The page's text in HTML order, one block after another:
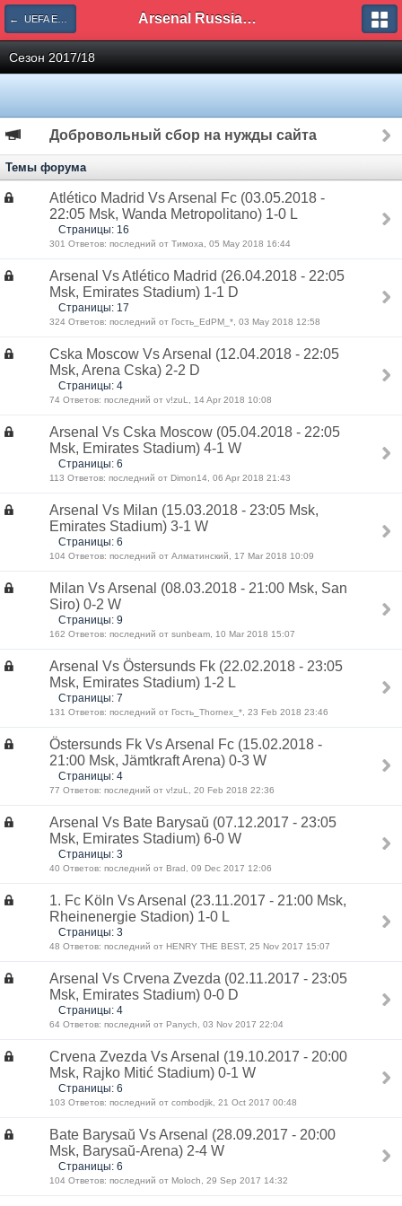
← UEFA Europa League Arsenal Russian Speaking Supporters Club
Сезон 2017/18
Добровольный сбор на нужды сайта
Темы форума
Atlético Madrid Vs Arsenal Fc (03.05.2018 -
22:05 Msk, Wanda Metropolitano) 1-0 L
Страницы: 16
301 Ответов: последний от Тимоха, 05 May 2018 16:44
Arsenal Vs Atlético Madrid (26.04.2018 - 22:05
Msk, Emirates Stadium) 1-1 D
Страницы: 17
324 Ответов: последний от Гость_EdPM_*, 03 May 2018 12:58
Cska Moscow Vs Arsenal (12.04.2018 - 22:05
Msk, Arena Cska) 2-2 D
Страницы: 4
74 Ответов: последний от v!zuL, 14 Apr 2018 10:08
Arsenal Vs Cska Moscow (05.04.2018 - 22:05
Msk, Emirates Stadium) 4-1 W
Страницы: 6
113 Ответов: последний от Dimon14, 06 Apr 2018 21:43
Arsenal Vs Milan (15.03.2018 - 23:05 Msk,
Emirates Stadium) 3-1 W
Страницы: 6
104 Ответов: последний от Алматинский, 17 Mar 2018 10:09
Milan Vs Arsenal (08.03.2018 - 21:00 Msk, San
Siro) 0-2 W
Страницы: 9
162 Ответов: последний от sunbeam, 10 Mar 2018 15:07
Arsenal Vs Östersunds Fk (22.02.2018 - 23:05
Msk, Emirates Stadium) 1-2 L
Страницы: 7
131 Ответов: последний от Гость_Thornex_*, 23 Feb 2018 23:46
Östersunds Fk Vs Arsenal Fc (15.02.2018 -
21:00 Msk, Jämtkraft Arena) 0-3 W
Страницы: 4
77 Ответов: последний от v!zuL, 20 Feb 2018 22:36
Arsenal Vs Bate Barysaŭ (07.12.2017 - 23:05
Msk, Emirates Stadium) 6-0 W
Страницы: 3
40 Ответов: последний от Brad, 09 Dec 2017 12:06
1. Fc Köln Vs Arsenal (23.11.2017 - 21:00 Msk,
Rheinenergie Stadion) 1-0 L
Страницы: 3
48 Ответов: последний от HENRY THE BEST, 25 Nov 2017 15:07
Arsenal Vs Crvena Zvezda (02.11.2017 - 23:05
Msk, Emirates Stadium) 0-0 D
Страницы: 4
64 Ответов: последний от Panych, 03 Nov 2017 22:04
Crvena Zvezda Vs Arsenal (19.10.2017 - 20:00
Msk, Rajko Mitić Stadium) 0-1 W
Страницы: 6
103 Ответов: последний от combodjik, 21 Oct 2017 00:48
Bate Barysaŭ Vs Arsenal (28.09.2017 - 20:00
Msk, Barysaŭ-Arena) 2-4 W
Страницы: 6
104 Ответов: последний от Moloch, 29 Sep 2017 14:32